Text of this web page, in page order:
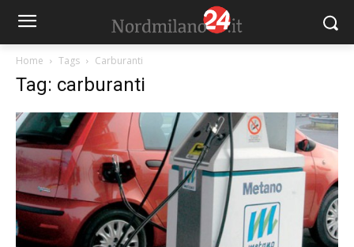
Home Tags Carburanti
Tag: carburanti